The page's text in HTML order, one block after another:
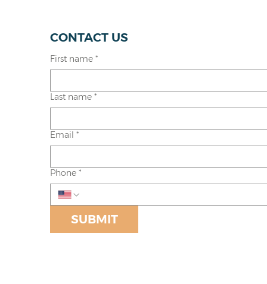
CONTACT US
First name *
Last name *
Email *
Phone *
SUBMIT